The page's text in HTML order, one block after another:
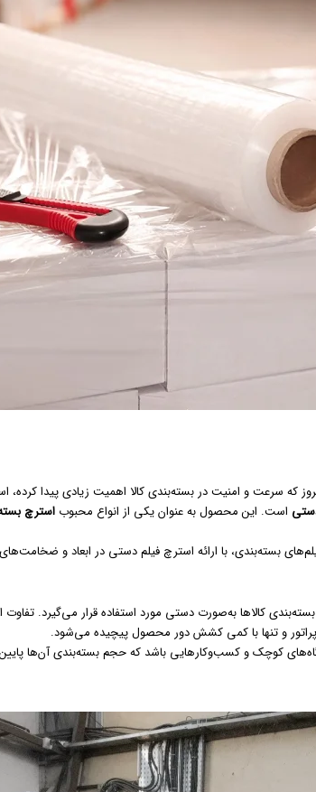
که سرعت و امنیت دربسته‌بندی کالا اهمیت زیادی پیدا کرده،
است. این محصول به عنوان یکی از انواع محبوب استرچ
فیلم‌های بسته‌بندی، با ارائه استرچ فیلم دستی در ابعاد و
کالاها به‌صورت دستی مورد استفاده قرار می‌گیرد.
و تنها با کمی کشش دور محصول پیچیده می‌شود.
کوچک و کسب‌وکارهایی باشد که حجم بسته‌بندی آن‌ها